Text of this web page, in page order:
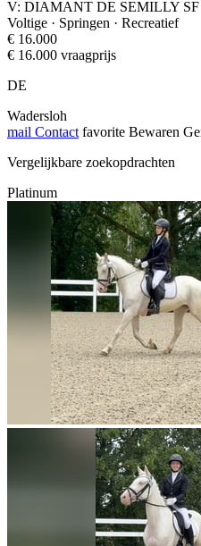
V: DIAMANT DE SEMILLY
Voltige · Springen · Recreatief
€ 16.000
€ 16.000 vraagprijs
DE
Wadersloh
mail Contact favorite Bewaren
Vergelijkbare zoekopdrachten
Platinum